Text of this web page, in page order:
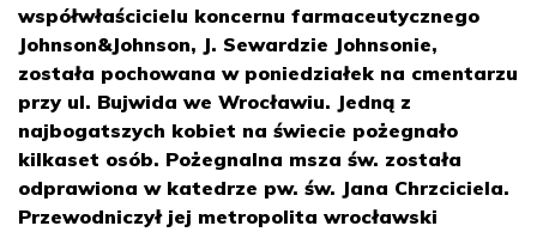
współwłaścicielu koncernu farmaceutycznego
Johnson&Johnson, J. Sewardzie Johnsonie,
została pochowana w poniedziałek na cmentarzu
przy ul. Bujwida we Wrocławiu. Jedną z
najbogatszych kobiet na świecie pożegnało
kilkaset osób. Pożegnalna msza św. została
odprawiona w katedrze pw. św. Jana Chrzciciela.
Przewodniczył jej metropolita wrocławski